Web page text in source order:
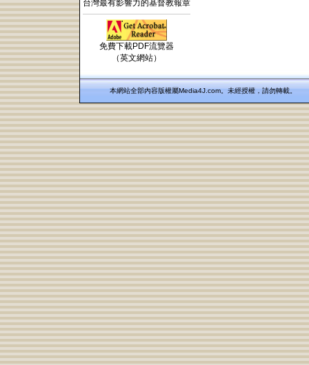
台灣最有影響力的基督教報章
免費下載PDF流覽器
（英文網站）
本網站全部內容版權屬Media4J.com。未經授權，請勿轉載。